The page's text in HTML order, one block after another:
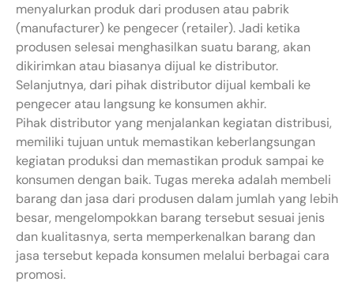
menyalurkan produk dari produsen atau pabrik
(manufacturer) ke pengecer (retailer). Jadi ketika
produsen selesai menghasilkan suatu barang, akan
dikirimkan atau biasanya dijual ke distributor.
Selanjutnya, dari pihak distributor dijual kembali ke
pengecer atau langsung ke konsumen akhir.
Pihak distributor yang menjalankan kegiatan distribusi,
memiliki tujuan untuk memastikan keberlangsungan
kegiatan produksi dan memastikan produk sampai ke
konsumen dengan baik. Tugas mereka adalah membeli
barang dan jasa dari produsen dalam jumlah yang lebih
besar, mengelompokkan barang tersebut sesuai jenis
dan kualitasnya, serta memperkenalkan barang dan
jasa tersebut kepada konsumen melalui berbagai cara
promosi.